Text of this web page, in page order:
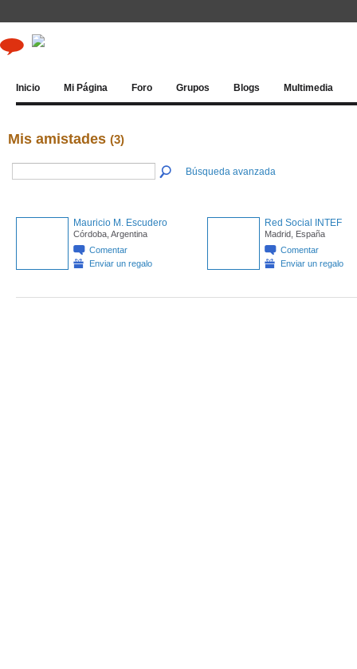
Inicio Mi Página Foro Grupos Blogs Multimedia
Mis amistades (3)
Búsqueda avanzada
Mauricio M. Escudero
Córdoba, Argentina
Comentar
Enviar un regalo
Red Social INTEF
Madrid, España
Comentar
Enviar un regalo